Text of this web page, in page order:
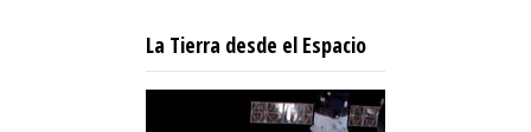
La Tierra desde el Espacio